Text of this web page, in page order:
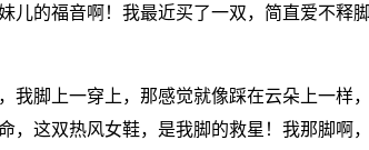
儿的福音啊！我最近买了一双，简直爱不释
我脚上一穿上，那感觉就像踩在云朵上一样
，这双热风女鞋，是我脚的救星！我那脚啊